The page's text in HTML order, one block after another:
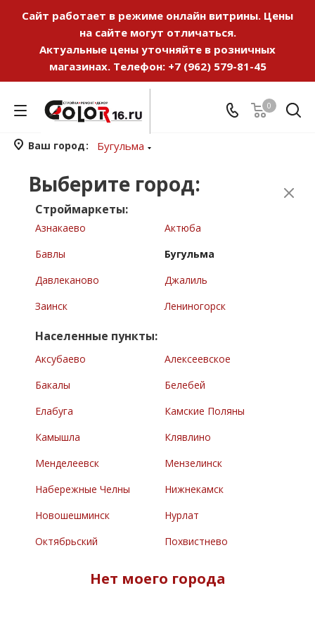
Сайт работает в режиме онлайн витрины. Цены
на сайте могут отличаться.
Актуальные цены уточняйте в розничных
магазинах. Телефон: +7 (962) 579-81-45
0
Ваш город Бугульма
Выберите город:
Строймаркеты:
Азнакаево
Актюба
Бавлы
Бугульма
Давлеканово
Джалиль
Заинск
Лениногорск
Населенные пункты:
Аксубаево
Алексеевское
Бакалы
Белебей
Елабуга
Камские Поляны
Камышла
Клявлино
Менделеевск
Мензелинск
Набережные Челны
Нижнекамск
Новошешминск
Нурлат
Октябрьский
Похвистнево
Нет моего города